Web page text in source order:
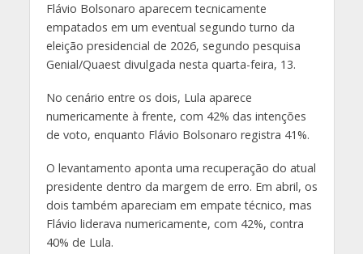
Flávio Bolsonaro aparecem tecnicamente
empatados em um eventual segundo turno da
eleição presidencial de 2026, segundo pesquisa
Genial/Quaest divulgada nesta quarta-feira, 13.
No cenário entre os dois, Lula aparece
numericamente à frente, com 42% das intenções
de voto, enquanto Flávio Bolsonaro registra 41%.
O levantamento aponta uma recuperação do atual
presidente dentro da margem de erro. Em abril, os
dois também apareciam em empate técnico, mas
Flávio liderava numericamente, com 42%, contra
40% de Lula.